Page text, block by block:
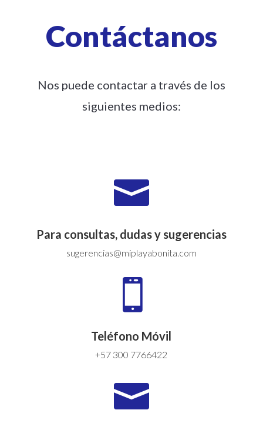
Contáctanos
Nos puede contactar a través de los
siguientes medios:

Para consultas, dudas y sugerencias
sugerencias@miplayabonita.com

Teléfono Móvil
+57 300 7766422
